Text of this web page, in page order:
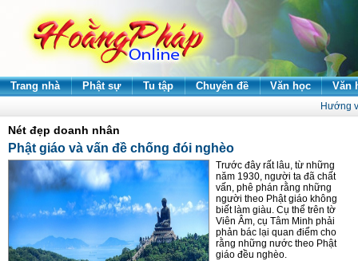
Trang nhà Phật sự Tu tập Chuyên đề Văn học Văn
Hướng
Nét đẹp doanh nhân
Phật giáo và vấn đề chống đói nghèo
Trước đây rất lâu, từ những
năm 1930, người ta đã chất
vấn, phê phán rằng những
người theo Phật giáo không
biết làm giàu. Cụ thể trên tờ
Viên Âm, cụ Tâm Minh phải
phản bác lại quan điểm cho
rằng những nước theo Phật
giáo đều nghèo.